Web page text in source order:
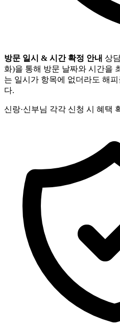
방문 일시 & 시간 확정 안내 상
화)을 통해 방문 날짜와 시간을
는 일시가 항목에 없더라도 해
다.
신랑·신부님 각각 신청 시 혜택